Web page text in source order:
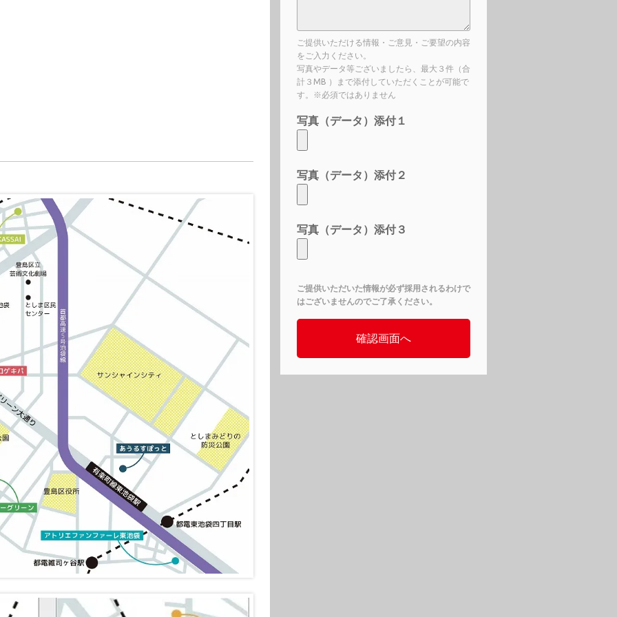
ご提供いただける情報・ご意見・ご要望の内容
をご入力ください。
写真やデータ等ございましたら、最大３件（合
計３MB ）まで添付していただくことが可能で
す。※必須ではありません
写真（データ）添付１
写真（データ）添付２
写真（データ）添付３
ご提供いただいた情報が必ず採用されるわけで
はございませんのでご了承ください。